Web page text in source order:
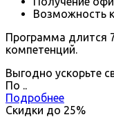
Возможность
Программа длится
компетенций.
Выгодно ускорьте
По ..
Подробнее
Скидки до 25%